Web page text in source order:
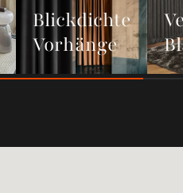
Blickdichte
Vorhänge